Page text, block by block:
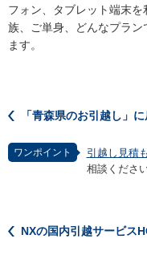
フォン、タブレット端末
族、ご単身、どんなプラ
ます。
「青森県のお引越し」
ワンポイント 引越し見積
相談くださ
NXの国内引越サービス